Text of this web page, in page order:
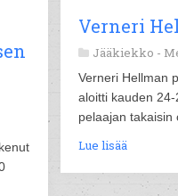
Verneri
Jääkiekko -
Verneri Hellman
aloitti kauden
pelaajan takaisin
Lue lisää